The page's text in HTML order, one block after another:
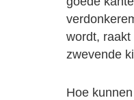
wordt,
zwevende
Hoe